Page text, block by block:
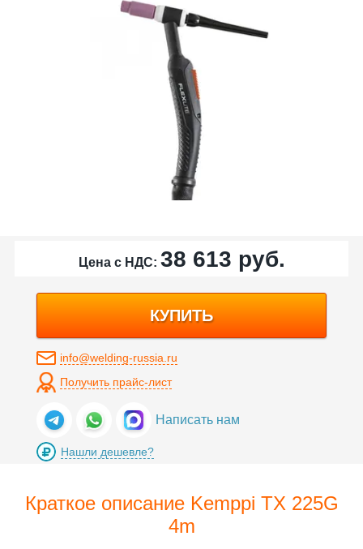
Цена с НДС: 38 613 руб.
КУПИТЬ
info@welding-russia.ru
Получить прайс-лист
Написать нам
Нашли дешевле?
Краткое описание Kemppi TX 225G
4m